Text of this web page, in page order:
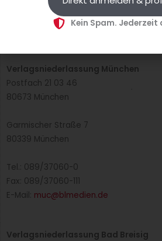
Fax: 02103/204-204
info@blmedien.de
Verlagsniederlassung München
Postfach 21 03 46
80673 München
Garmischer Straße 7
80339 München
Tel.: 089/37060-0
Fax: 089/37060-111
E-Mail: muc@blmedien.de
Verlagsniederlassung Bad Breisig
Kein Spam.